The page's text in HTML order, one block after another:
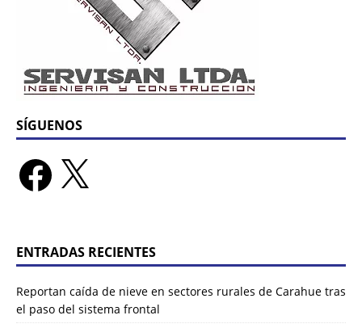
SÍGUENOS
ENTRADAS RECIENTES
Reportan caída de nieve en sectores rurales de Carahue tras
el paso del sistema frontal